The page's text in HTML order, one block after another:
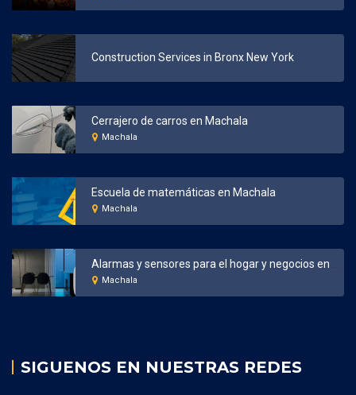
Construction Services in Bronx New York
Cerrajero de carros en Machala
Machala
Escuela de matemáticas en Machala
Machala
Machala
SIGUENOS EN NUESTRAS REDES